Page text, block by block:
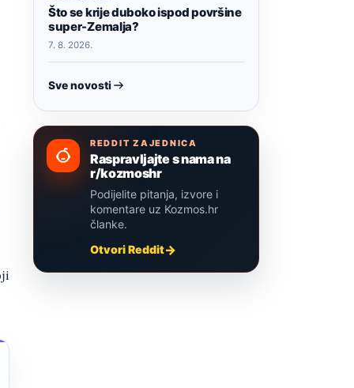
Što se krije duboko ispod površine
super-Zemalja?
7. 8. 2026.
Sve novosti
REDDIT ZAJEDNICA
Raspravljajte s nama na
r/kozmoshr
Podijelite pitanja, izvore i
komentare uz Kozmos.hr
članke.
Otvori Reddit